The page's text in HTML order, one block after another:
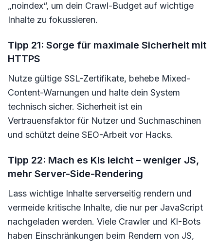
„noindex“, um dein Crawl-Budget auf wichtige
Inhalte zu fokussieren.
Tipp 21: Sorge für maximale Sicherheit mit
HTTPS
Nutze gültige SSL-Zertifikate, behebe Mixed-
Content-Warnungen und halte dein System
technisch sicher. Sicherheit ist ein
Vertrauensfaktor für Nutzer und Suchmaschinen
und schützt deine SEO-Arbeit vor Hacks.
Tipp 22: Mach es KIs leicht – weniger JS,
mehr Server-Side-Rendering
Lass wichtige Inhalte serverseitig rendern und
vermeide kritische Inhalte, die nur per JavaScript
nachgeladen werden. Viele Crawler und KI-Bots
haben Einschränkungen beim Rendern von JS,